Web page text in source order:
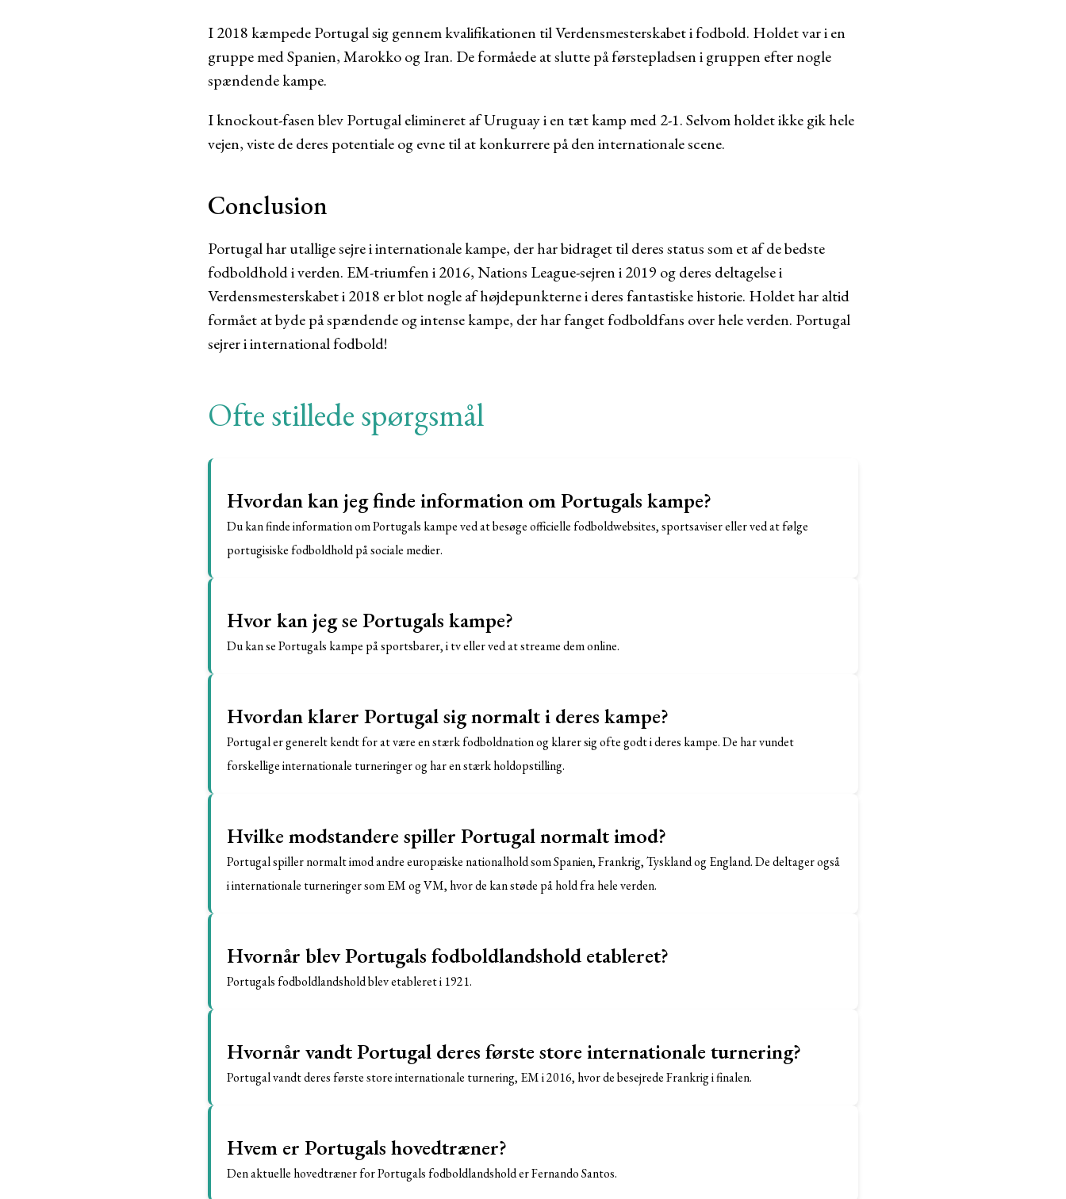
I 2018 kæmpede Portugal sig gennem kvalifikationen til Verdensmesterskabet i fodbold. Holdet var i en
gruppe med Spanien, Marokko og Iran. De formåede at slutte på førstepladsen i gruppen efter nogle
spændende kampe.
I knockout-fasen blev Portugal elimineret af Uruguay i en tæt kamp med 2-1. Selvom holdet ikke gik hele
vejen, viste de deres potentiale og evne til at konkurrere på den internationale scene.
Conclusion
Portugal har utallige sejre i internationale kampe, der har bidraget til deres status som et af de bedste
fodboldhold i verden. EM-triumfen i 2016, Nations League-sejren i 2019 og deres deltagelse i
Verdensmesterskabet i 2018 er blot nogle af højdepunkterne i deres fantastiske historie. Holdet har altid
formået at byde på spændende og intense kampe, der har fanget fodboldfans over hele verden. Portugal
sejrer i international fodbold!
Ofte stillede spørgsmål
Hvordan kan jeg finde information om Portugals kampe?
Du kan finde information om Portugals kampe ved at besøge officielle fodboldwebsites, sportsaviser eller ved at følge
portugisiske fodboldhold på sociale medier.
Hvor kan jeg se Portugals kampe?
Du kan se Portugals kampe på sportsbarer, i tv eller ved at streame dem online.
Hvordan klarer Portugal sig normalt i deres kampe?
Portugal er generelt kendt for at være en stærk fodboldnation og klarer sig ofte godt i deres kampe. De har vundet
forskellige internationale turneringer og har en stærk holdopstilling.
Hvilke modstandere spiller Portugal normalt imod?
Portugal spiller normalt imod andre europæiske nationalhold som Spanien, Frankrig, Tyskland og England. De deltager også
i internationale turneringer som EM og VM, hvor de kan støde på hold fra hele verden.
Hvornår blev Portugals fodboldlandshold etableret?
Portugals fodboldlandshold blev etableret i 1921.
Hvornår vandt Portugal deres første store internationale turnering?
Portugal vandt deres første store internationale turnering, EM i 2016, hvor de besejrede Frankrig i finalen.
Hvem er Portugals hovedtræner?
Den aktuelle hovedtræner for Portugals fodboldlandshold er Fernando Santos.